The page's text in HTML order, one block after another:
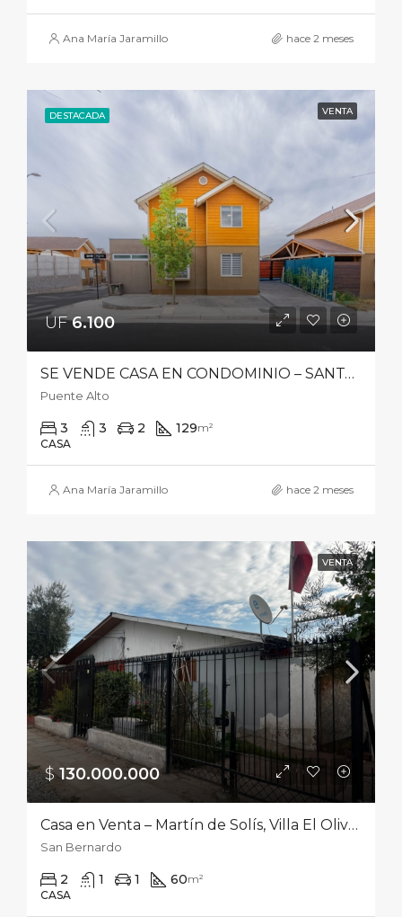
Ana María Jaramillo hace 2 meses
DESTACADA VENTA
UF6.100‎
SE VENDE CASA EN CONDOMINIO – SANTA ISABEL NORTE 7310, MIRADOR VIZCACHAS, PUENTE ALTO
Puente Alto
3 3 2 129m²
CASA
Ana María Jaramillo hace 2 meses
VENTA
$130.000.000‎
Casa en Venta – Martín de Solís, Villa El Olivo B, San Bernardo
San Bernardo
2 1 1 60m²
CASA